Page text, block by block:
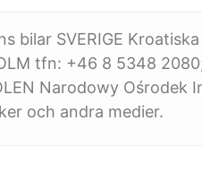
bilar SVERIGE
tfn: +46 8 5348
Narodowy Ośrodek
och andra medier.